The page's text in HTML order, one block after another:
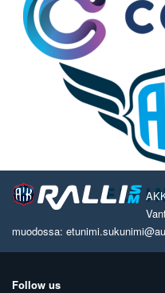
muodossa:
Follow us